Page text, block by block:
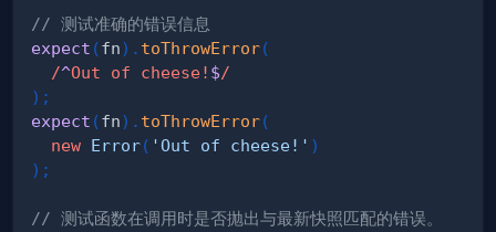
// 测试准确的错误信息
expect (fn) . toThrowError(
/^Out of cheese! $/
) ;
expect (fn) . toThrowError(
new Error( 'Out of cheese!' )
) ;
// 测试函数在调用时是否抛出与最新快照匹配的错误。